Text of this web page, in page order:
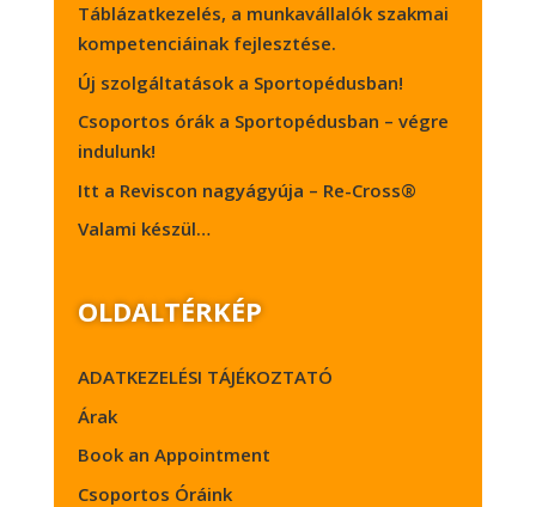
Táblázatkezelés, a munkavállalók szakmai
kompetenciáinak fejlesztése.
Új szolgáltatások a Sportopédusban!
Csoportos órák a Sportopédusban – végre
indulunk!
Itt a Reviscon nagyágyúja – Re-Cross®
Valami készül…
OLDALTÉRKÉP
ADATKEZELÉSI TÁJÉKOZTATÓ
Árak
Book an Appointment
Csoportos Óráink